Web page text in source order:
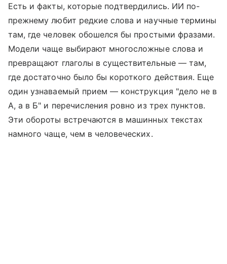
Есть и факты, которые подтвердились. ИИ по-
прежнему любит редкие слова и научные термины
там, где человек обошелся бы простыми фразами.
Модели чаще выбирают многосложные слова и
превращают глаголы в существительные — там,
где достаточно было бы короткого действия. Еще
один узнаваемый прием — конструкция "дело не в
А, а в Б" и перечисления ровно из трех пунктов.
Эти обороты встречаются в машинных текстах
намного чаще, чем в человеческих.